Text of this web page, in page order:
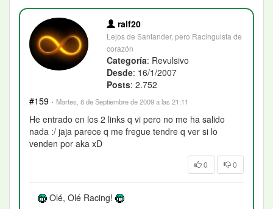
ralf20
Lejos de Santander, pero Racinguista de
corazón
Categoría: Revulsivo
Desde: 16/1/2007
Posts: 2.752
#159 · Martes, 8 de Septiembre de 2009 a las 21:11
He entrado en los 2 links q vi pero no me ha salido
nada :/ jaja parece q me fregue tendre q ver si lo
venden por aka xD
0 0
Olé, Olé Racing!